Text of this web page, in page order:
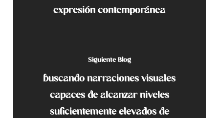
expresión contemporánea
Siguiente Blog
buscando narraciones visuales
capaces de alcanzar niveles
suficientemente elevados de